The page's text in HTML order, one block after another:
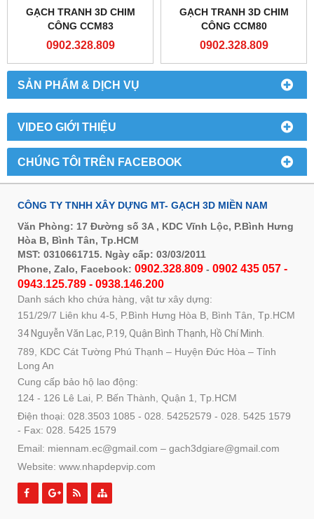
SẢN PHẨM & DỊCH VỤ
VIDEO GIỚI THIỆU
CHÚNG TÔI TRÊN FACEBOOK
GẠCH TRANH 3D CHIM
CÔNG CCM83
0902.328.809
GẠCH TRANH 3D CHIM
CÔNG CCM80
0902.328.809
CÔNG TY TNHH XÂY DỰNG MT- GẠCH 3D MIỀN NAM
Văn Phòng: 17 Đường số 3A , KDC Vĩnh Lộc, P.Bình Hưng
Hòa B, Bình Tân, Tp.HCM
MST: 0310661715. Ngày cấp: 03/03/2011
Phone, Zalo, Facebook: 0902.328.809 - 0902 435 057 -
0943.125.789 - 0938.146.200
Danh sách kho chứa hàng, vật tư xây dựng:
151/29/7 Liên khu 4-5, P.Bình Hưng Hòa B, Bình Tân, Tp.HCM
34 Nguyễn Văn Lạc, P.19, Quận Bình Thạnh, Hồ Chí Minh.
789, KDC Cát Tường Phú Thạnh – Huyện Đức Hòa – Tỉnh
Long An
Cung cấp bảo hộ lao động:
124 - 126 Lê Lai, P. Bến Thành, Quận 1, Tp.HCM
Điện thoại: 028.3503 1085 - 028. 54252579 - 028. 5425 1579
- Fax: 028. 5425 1579
Email: miennam.ec@gmail.com – gach3dgiare@gmail.com
Website: www.nhapdepvip.com